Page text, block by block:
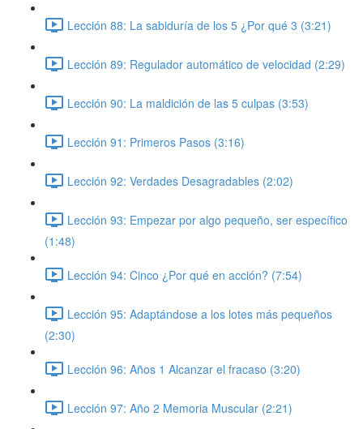
Lección 88: La sabiduría de los 5 ¿Por qué 3 (3:21)
Lección 89: Regulador automático de velocidad (2:29)
Lección 90: La maldición de las 5 culpas (3:53)
Lección 91: Primeros Pasos (3:16)
Lección 92: Verdades Desagradables (2:02)
Lección 93: Empezar por algo pequeño, ser específico
(1:48)
Lección 94: Cinco ¿Por qué en acción? (7:54)
Lección 95: Adaptándose a los lotes más pequeños
(2:30)
Lección 96: Años 1 Alcanzar el fracaso (3:20)
Lección 97: Año 2 Memoria Muscular (2:21)